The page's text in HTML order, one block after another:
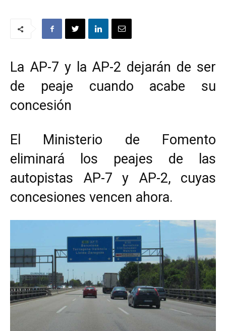
La AP-7 y la AP-2 dejarán de ser
de peaje cuando acabe su
concesión
El Ministerio de Fomento
eliminará los peajes de las
autopistas AP-7 y AP-2, cuyas
concesiones vencen ahora.